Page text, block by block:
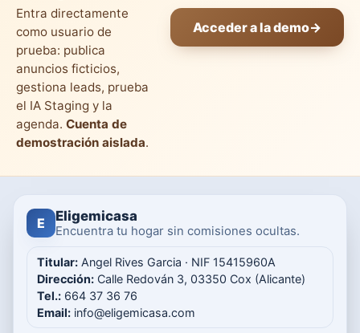
Entra directamente
como usuario de
prueba: publica
anuncios ficticios,
gestiona leads, prueba
el IA Staging y la
agenda. Cuenta de
demostración aislada.
Acceder a la demo→
E Eligemicasa
Encuentra tu hogar sin comisiones ocultas.
Titular: Angel Rives Garcia · NIF 15415960A
Dirección: Calle Redován 3, 03350 Cox (Alicante)
Tel.: 664 37 36 76
Email: info@eligemicasa.com